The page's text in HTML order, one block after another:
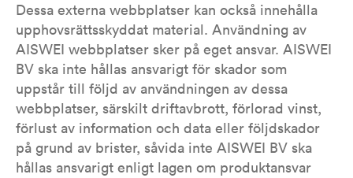
Dessa externa webbplatser kan också innehålla
upphovsrättsskyddat material. Användning av
AISWEI webbplatser sker på eget ansvar. AISWEI
BV ska inte hållas ansvarigt för skador som
uppstår till följd av användningen av dessa
webbplatser, särskilt driftavbrott, förlorad vinst,
förlust av information och data eller följdskador
på grund av brister, såvida inte AISWEI BV ska
hållas ansvarigt enligt lagen om produktansvar